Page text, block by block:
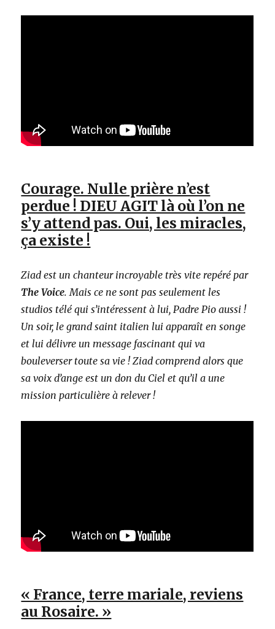
Courage. Nulle prière n’est
perdue ! DIEU AGIT là où l’on ne
s’y attend pas. Oui, les miracles,
ça existe !
Ziad est un chanteur incroyable très vite repéré par
The Voice. Mais ce ne sont pas seulement les
studios télé qui s’intéressent à lui, Padre Pio aussi !
Un soir, le grand saint italien lui apparaît en songe
et lui délivre un message fascinant qui va
bouleverser toute sa vie ! Ziad comprend alors que
sa voix d’ange est un don du Ciel et qu’il a une
mission particulière à relever !
« France, terre mariale, reviens
au Rosaire. »